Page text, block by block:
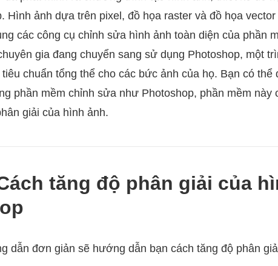
Hình ảnh dựa trên pixel, đồ họa raster và đồ họa
các công cụ chỉnh sửa hình ảnh toàn diện của phần
gia đang chuyển sang sử dụng Photoshop, một
chuẩn tổng thể cho các bức ảnh của họ. Bạn có thể
phần mềm chỉnh sửa như Photoshop, phần mềm này
giải của hình ảnh.
tăng độ phân giải của
dẫn đơn giản sẽ hướng dẫn bạn cách tăng độ phân